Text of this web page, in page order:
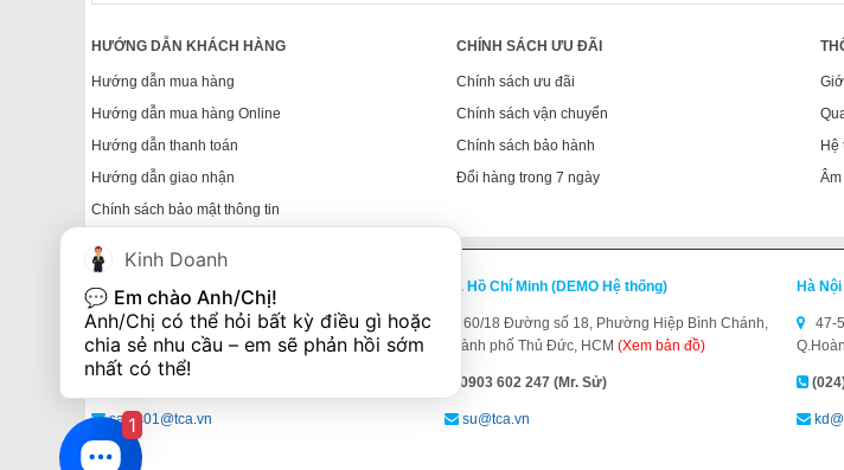
HƯỚNG DẪN KHÁCH HÀNG
Hướng dẫn mua hàng
Hướng dẫn mua hàng Online
Hướng dẫn thanh toán
Hướng dẫn giao nhận
Chính sách bảo mật thông tin
CHÍNH SÁCH ƯU ĐÃI
Chính sách ưu đãi
Chính sách vận chuyển
Chính sách bảo hành
Đổi hàng trong 7 ngày
Hệ
TP. Hồ Chí Minh
Số 365 Điện Biên Phủ, P4, Q3, TP.HCM(Xem bản
đồ)
(028) 38 329 329 - 0903.60.22.46
sales01@tca.vn
TP. Hồ Chí Minh (DEMO Hệ thống)
60/18 Đường số 18, Phường Hiệp Bình Chánh,
Thành phố Thủ Đức, HCM (Xem bản đồ)
0903 602 247 (Mr. Sử)
su@tca.vn
Hà Nội
47-
Kinh Doanh
💬 Em chào Anh/Chị!
Anh/Chị có thể hỏi bất kỳ điều gì hoặc
chia sẻ nhu cầu – em sẽ phản hồi sớm
nhất có thể!
1